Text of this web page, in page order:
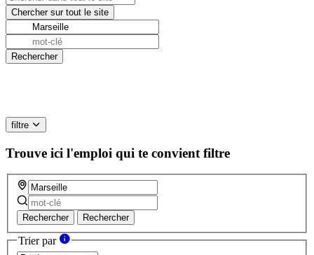
filtre
Trouve ici l'emploi qui te convient filtre
Rechercher Rechercher
Trier par